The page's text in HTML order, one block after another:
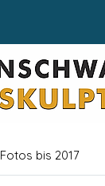
Fotos bis 2017